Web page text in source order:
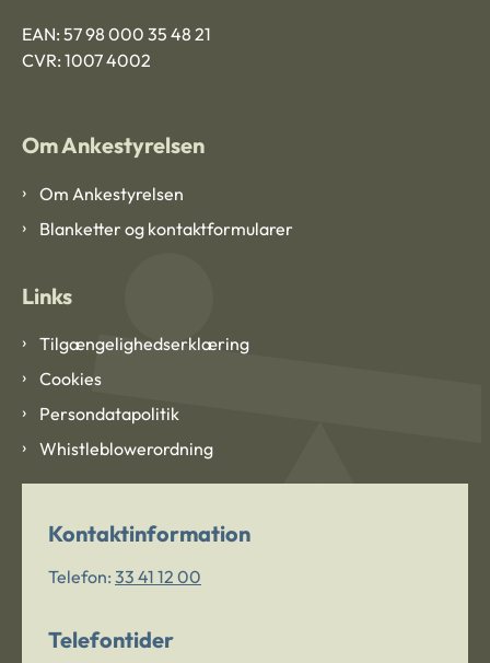
EAN: 57 98 000 35 48 21
CVR: 1007 4002
Om Ankestyrelsen
Om Ankestyrelsen
Blanketter og kontaktformularer
Links
Tilgængelighedserklæring
Cookies
Persondatapolitik
Whistleblowerordning
Kontaktinformation
Telefon: 33 41 12 00
Telefontider